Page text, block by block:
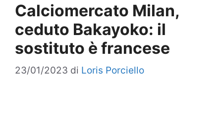
Calciomercato Milan,
ceduto Bakayoko: il
sostituto è francese
23/01/2023 di Loris Porciello